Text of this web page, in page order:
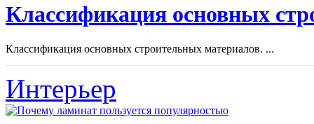
Классификация основных
Классификация основных строительных материалов. ...
Интерьер